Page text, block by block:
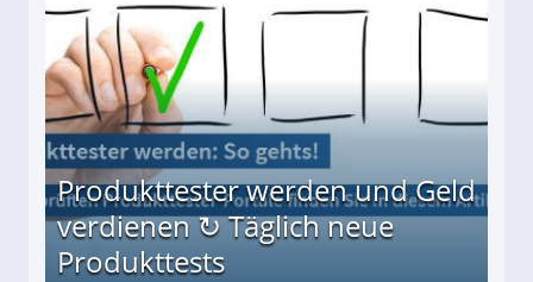
Produkttester werden und Geld
verdienen ↻ Täglich neue
Produkttests